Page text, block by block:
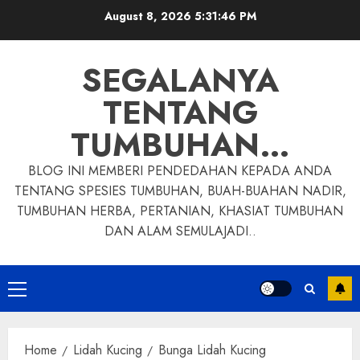
August 8, 20265:31:47 PM
SEGALANYA
TENTANG
TUMBUHAN…
BLOG INI MEMBERI PENDEDAHAN KEPADA ANDA
TENTANG SPESIES TUMBUHAN, BUAH-BUAHAN NADIR,
TUMBUHAN HERBA, PERTANIAN, KHASIAT TUMBUHAN
DAN ALAM SEMULAJADI..
Primary
Menu
Home Lidah Kucing Bunga Lidah Kucing